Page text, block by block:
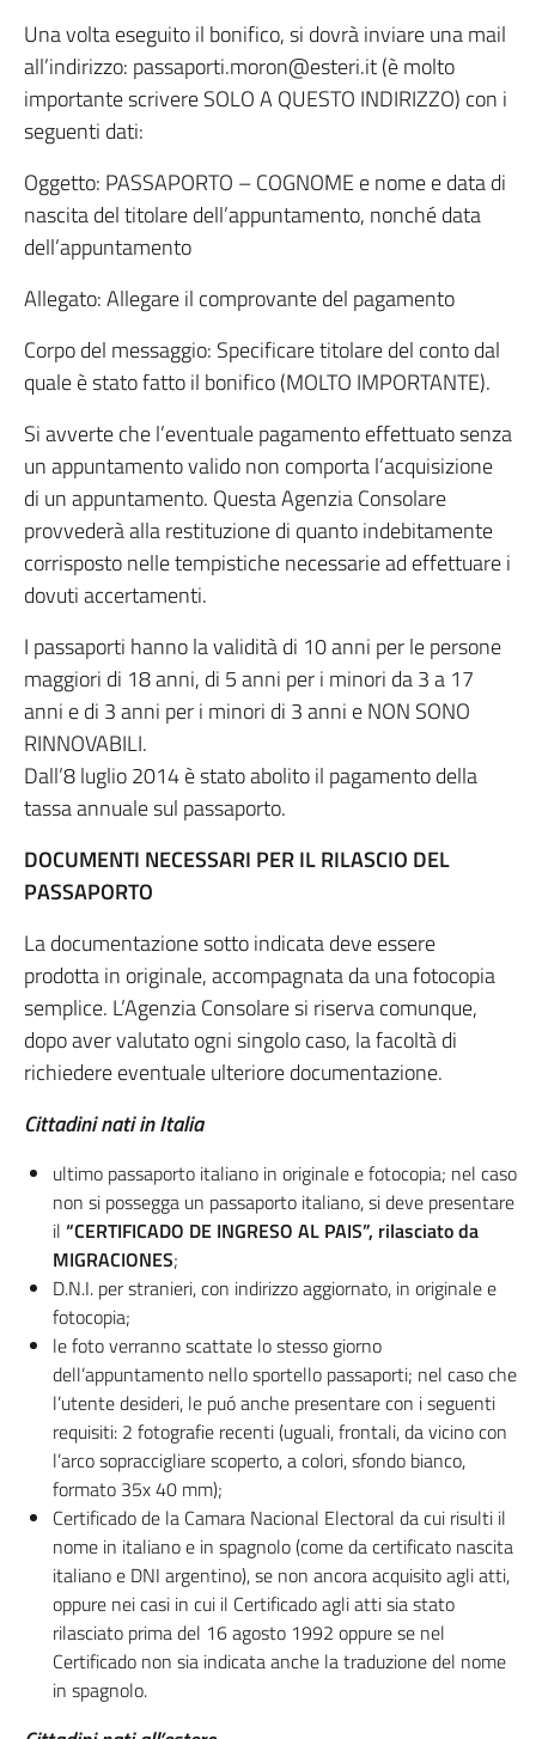
Una volta eseguito il bonifico, si dovrà inviare una mail
all’indirizzo: passaporti.moron@esteri.it (è molto
importante scrivere SOLO A QUESTO INDIRIZZO) con i
seguenti dati:
Oggetto: PASSAPORTO – COGNOME e nome e data di
nascita del titolare dell’appuntamento, nonché data
dell’appuntamento
Allegato: Allegare il comprovante del pagamento
Corpo del messaggio: Specificare titolare del conto dal
quale è stato fatto il bonifico (MOLTO IMPORTANTE).
Si avverte che l’eventuale pagamento effettuato senza
un appuntamento valido non comporta l’acquisizione
di un appuntamento. Questa Agenzia Consolare
provvederà alla restituzione di quanto indebitamente
corrisposto nelle tempistiche necessarie ad effettuare i
dovuti accertamenti.
I passaporti hanno la validità di 10 anni per le persone
maggiori di 18 anni, di 5 anni per i minori da 3 a 17
anni e di 3 anni per i minori di 3 anni e NON SONO
RINNOVABILI.
Dall’8 luglio 2014 è stato abolito il pagamento della
tassa annuale sul passaporto.
DOCUMENTI NECESSARI PER IL RILASCIO DEL
PASSAPORTO
La documentazione sotto indicata deve essere
prodotta in originale, accompagnata da una fotocopia
semplice. L’Agenzia Consolare si riserva comunque,
dopo aver valutato ogni singolo caso, la facoltà di
richiedere eventuale ulteriore documentazione.
Cittadini nati in Italia
ultimo passaporto italiano in originale e fotocopia; nel caso
non si possegga un passaporto italiano, si deve presentare
il “CERTIFICADO DE INGRESO AL PAIS”, rilasciato da
MIGRACIONES;
D.N.I. per stranieri, con indirizzo aggiornato, in originale e
fotocopia;
le foto verranno scattate lo stesso giorno
dell’appuntamento nello sportello passaporti; nel caso che
l’utente desideri, le puó anche presentare con i seguenti
requisiti: 2 fotografie recenti (uguali, frontali, da vicino con
l’arco sopraccigliare scoperto, a colori, sfondo bianco,
formato 35x 40 mm);
Certificado de la Camara Nacional Electoral da cui risulti il
nome in italiano e in spagnolo (come da certificato nascita
italiano e DNI argentino), se non ancora acquisito agli atti,
oppure nei casi in cui il Certificado agli atti sia stato
rilasciato prima del 16 agosto 1992 oppure se nel
Certificado non sia indicata anche la traduzione del nome
in spagnolo.